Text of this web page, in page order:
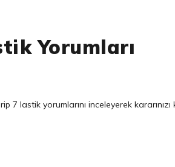
Yorumları
7 lastik yorumlarını inceleyerek